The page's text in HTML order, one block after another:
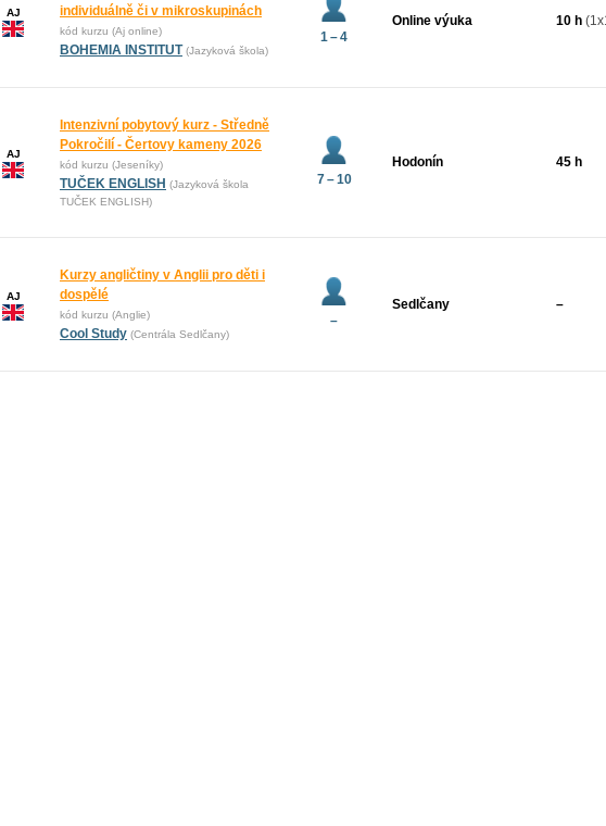
AJ
individuálně či v mikroskupinách
kód kurzu (Aj online)
BOHEMIA INSTITUT (Jazyková škola)
1 – 4
Online výuka 10 h
AJ
Intenzivní pobytový kurz - Středně
Pokročilí - Čertovy kameny 2026
kód kurzu (Jeseníky)
TUČEK ENGLISH (Jazyková škola
TUČEK ENGLISH)
7 – 10
Hodonín 45 h
AJ
Kurzy angličtiny v Anglii pro děti i
dospělé
kód kurzu (Anglie)
Cool Study (Centrála Sedlčany)
–
Sedlčany –